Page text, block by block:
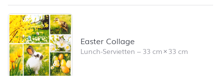
Easter Collage
Lunch-Servietten –33 cm×33 cm